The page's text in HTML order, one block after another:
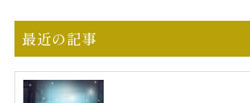
最近の記事